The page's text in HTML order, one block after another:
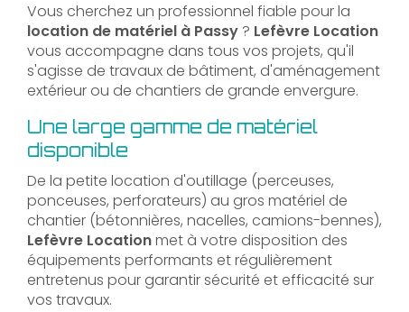
Vous cherchez un professionnel fiable pour la
location de matériel à Passy ? Lefèvre Location
vous accompagne dans tous vos projets, qu'il
s'agisse de travaux de bâtiment, d'aménagement
extérieur ou de chantiers de grande envergure.
Une large gamme de matériel
disponible
De la petite location d'outillage (perceuses,
ponceuses, perforateurs) au gros matériel de
chantier (bétonnières, nacelles, camions-bennes),
Lefèvre Locationmet à votre disposition des
équipements performants et régulièrement
entretenus pour garantir sécurité et efficacité sur
vos travaux.